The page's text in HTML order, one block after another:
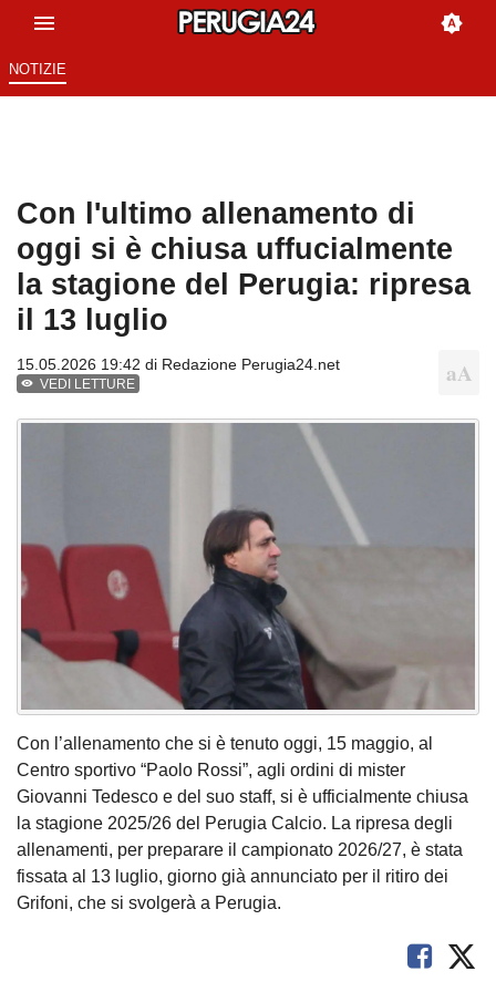
NOTIZIE
Con l'ultimo allenamento di
oggi si è chiusa uffucialmente
la stagione del Perugia: ripresa
il 13 luglio
15.05.2026 19:42 di Redazione Perugia24.net
VEDI LETTURE
Con l’allenamento che si è tenuto oggi, 15 maggio, al
Centro sportivo “Paolo Rossi”, agli ordini di mister
Giovanni Tedesco e del suo staff, si è ufficialmente chiusa
la stagione 2025/26 del Perugia Calcio. La ripresa degli
allenamenti, per preparare il campionato 2026/27, è stata
fissata al 13 luglio, giorno già annunciato per il ritiro dei
Grifoni, che si svolgerà a Perugia.